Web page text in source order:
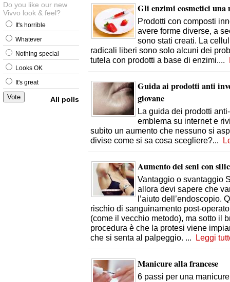
Do you like our new
Vivvo look & feel?
It's horrible
Whatever
Nothing special
Looks OK
It's great
All polls
Gli enzimi cosmetici una
Prodotti con composti
avere forme diverse, a
sono stati creati. La
radicali liberi sono solo alcuni dei
tutela con prodotti a base di enzimi....
Guida ai prodotti anti
giovane
La guida dei prodotti
emblema su internet e
subito un aumento che nessuno si
divise come si sa cosa scegliere?...
Aumento dei seni con
Vantaggio o svantaggio
allora devi sapere che
l’aiuto dell’endoscopio.
rischio di sanguinamento post-
(come il vecchio metodo), ma sotto il
procedura è che la protesi viene
che si senta al palpeggio. ... Leggi
Manicure alla francese
6 passi per una